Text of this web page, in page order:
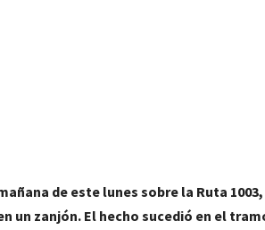
de este lunes sobre la Ruta
un zanjón. El hecho sucedió en el